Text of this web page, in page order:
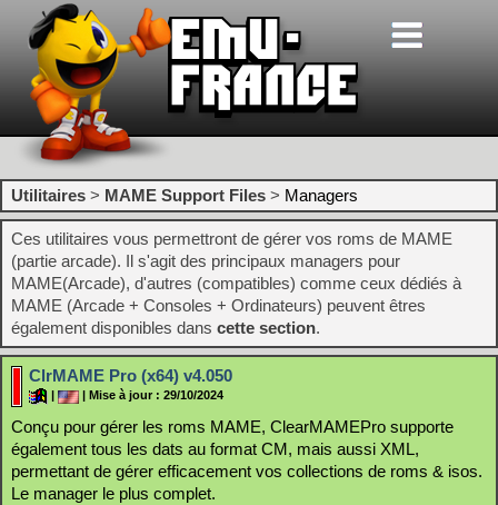
Utilitaires > MAME Support Files > Managers
Ces utilitaires vous permettront de gérer vos roms de MAME
(partie arcade). Il s'agit des principaux managers pour
MAME(Arcade), d'autres (compatibles) comme ceux dédiés à
MAME (Arcade + Consoles + Ordinateurs) peuvent êtres
également disponibles dans cette section.
ClrMAME Pro (x64) v4.050
| Mise à jour : 29/10/2024
Conçu pour gérer les roms MAME, ClearMAMEPro supporte
également tous les dats au format CM, mais aussi XML,
permettant de gérer efficacement vos collections de roms & isos.
Le manager le plus complet.